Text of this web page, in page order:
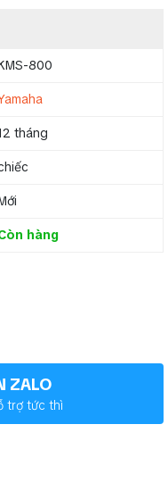
800
tháng
hàng
ZALO
trợ tức thì